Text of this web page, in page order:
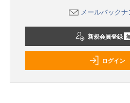
メールバックナ
新規会員登録
ログイン